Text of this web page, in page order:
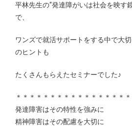
平林先生の“発達障がいは社会を映す
で、
ワンズで就活サポートをする中で大
のヒントも
たくさんもらえたセミナーでした♪
＊＊＊＊＊＊＊＊＊＊＊＊＊＊＊＊
発達障害はその特性を強みに
精神障害はその配慮を大切に